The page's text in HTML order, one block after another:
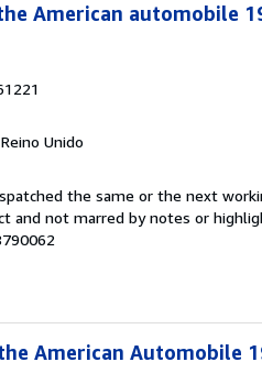
American automobile
Unido
the same or the next
and not marred by notes or
American Automobile